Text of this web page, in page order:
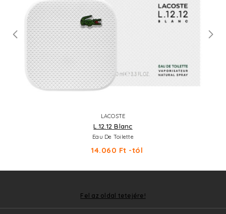
LACOSTE
L.12.12 Blanc
Eau De Toilette
14.060 Ft -tól
Fel az oldal tetejére!